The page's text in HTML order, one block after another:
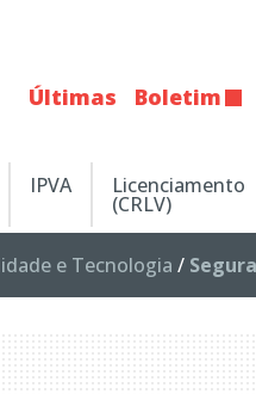
Últimas Boletim
IPVA Licenciamento
(CRLV)
e Tecnologia /